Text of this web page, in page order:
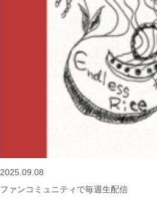
2025.09.08
ファンコミュニティで毎週生配信